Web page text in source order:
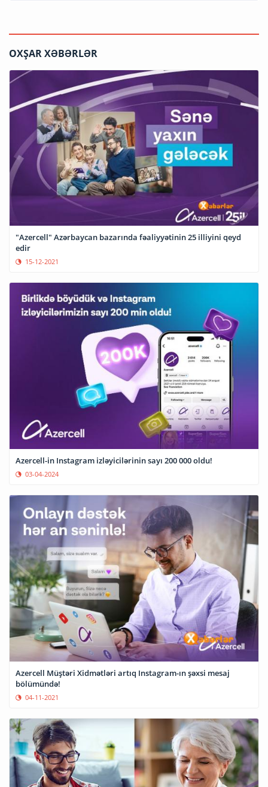
OXŞAR XƏBƏRLƏR
"Azercell" Azərbaycan bazarında fəaliyyətinin 25 illiyini qeyd
edir
15-12-2021
Azercell-in Instagram izləyicilərinin sayı 200 000 oldu!
03-04-2024
Azercell Müştəri Xidmətləri artıq Instagram-ın şəxsi mesaj
bölümündə!
04-11-2021